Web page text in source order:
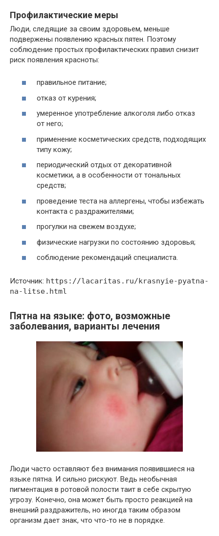
Профилактические меры
Люди, следящие за своим здоровьем, меньше
подвержены появлению красных пятен. Поэтому
соблюдение простых профилактических правил снизит
риск появления красноты:
правильное питание;
отказ от курения;
умеренное употребление алкоголя либо отказ
от него;
применение косметических средств, подходящих
типу кожу;
периодический отдых от декоративной
косметики, а в особенности от тональных
средств;
проведение теста на аллергены, чтобы избежать
контакта с раздражителями;
прогулки на свежем воздухе;
физические нагрузки по состоянию здоровья;
соблюдение рекомендаций специалиста.
Источник: https://lacaritas.ru/krasnyie-pyatna-
na-litse.html
Пятна на языке: фото, возможные
заболевания, варианты лечения
Люди часто оставляют без внимания появившиеся на
языке пятна. И сильно рискуют. Ведь необычная
пигментация в ротовой полости таит в себе скрытую
угрозу. Конечно, она может быть просто реакцией на
внешний раздражитель, но иногда таким образом
организм дает знак, что что-то не в порядке.